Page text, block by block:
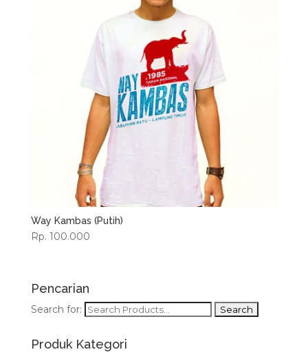
Way Kambas (Putih)
Rp. 100.000
Pencarian
Search for:
Produk Kategori